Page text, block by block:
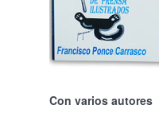
Con varios autores